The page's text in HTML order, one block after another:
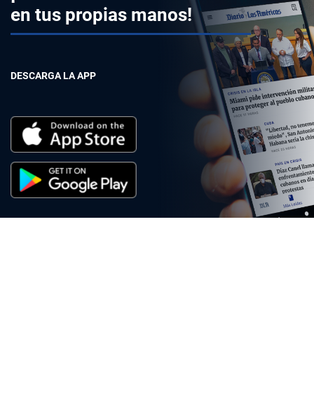
en tus propias manos!
DESCARGA LA APP